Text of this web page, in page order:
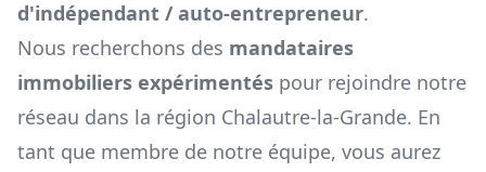
d'indépendant / auto-entrepreneur.
Nous recherchons des mandataires
immobiliers expérimentés pour rejoindre notre
réseau dans la région Chalautre-la-Grande. En
tant que membre de notre équipe, vous aurez